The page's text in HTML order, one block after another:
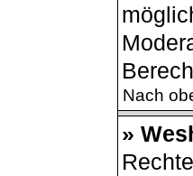
Nach
»